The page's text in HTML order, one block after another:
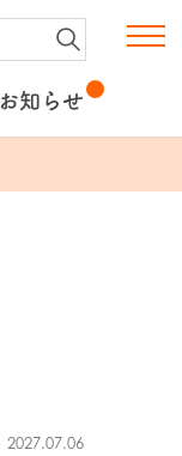
お知らせ
2027.07.06